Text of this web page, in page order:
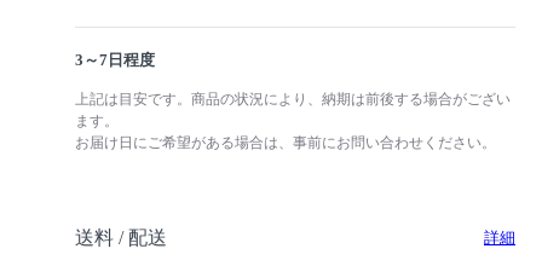
3～7日程度
上記は目安です。商品の状況により、納期は前後する場合がござい
ます。
お届け日にご希望がある場合は、事前にお問い合わせください。
送料 / 配送 詳細